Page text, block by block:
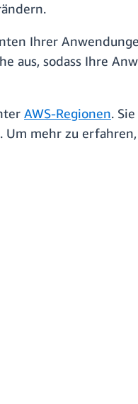
Ihrer
aus, sodass Ihre
AWS-Regionen.
Um mehr zu